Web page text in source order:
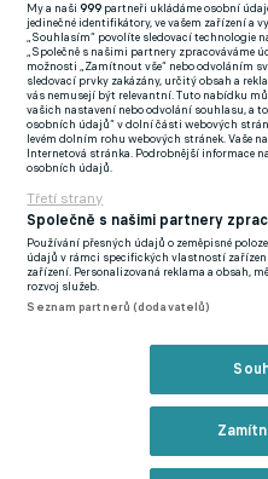
FlashFutbal (SK)
Tenisportal.cz
Tenisové zprávy
na Livesportu
Podmínky užití
Zásady ochrany osobních údajů
My a naši999 partneři ukládáme osobní
jedinečné identifikátory, ve vašem zařízení a
„Souhlasím“ povolíte sledovací technologie
„Společně s našimi partnery zpracováváme
možnosti „Zamítnout vše“ nebo odvoláním
sledovací prvky zakázány, určitý obsah a
vás nemusejí být relevantní. Tuto nabídku
vašich nastavení nebo odvolání souhlasu, a
osobních údajů“ v dolní části webových
levém dolním rohu webových stránek. Vaše
Internetová stránka. Podrobnější informace
osobních údajů.
Třetí strany
Společně s našimi partnery
Používání přesných údajů o zeměpisné
údajů v rámci specifických vlastností
zařízení. Personalizovaná reklama a obsah,
rozvoj služeb.
Seznam partnerů (dodavatelů)